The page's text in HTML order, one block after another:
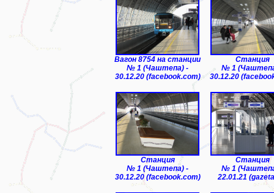
Вагон 8754 на станции
№ 1 (Чаштепа) -
30.12.20 (facebook.com)
Станция
№ 1
30.12.20
Станция
№ 1 (Чаштепа) -
30.12.20 (facebook.com)
Станция
№ 1
22.01.21